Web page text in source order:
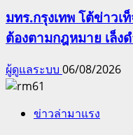
มทร.กรุงเทพ โต้ข่าว
ต้องตามกฎหมาย เล็ง
ผู้ดูแลระบบ 06/08/2026
ข่าวล่ามาแรง